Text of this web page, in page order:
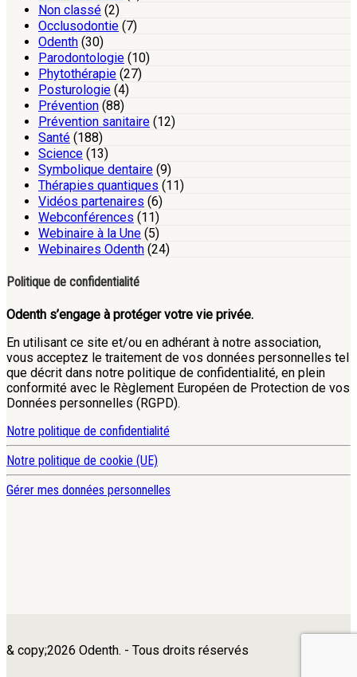
Non classé (2)
Occlusodontie (7)
Odenth (30)
Parodontologie (10)
Phytothérapie (27)
Posturologie (4)
Prévention (88)
Prévention sanitaire (12)
Santé (188)
Science (13)
Symbolique dentaire (9)
Thérapies quantiques (11)
Vidéos partenaires (6)
Webconférences (11)
Webinaire à la Une (5)
Webinaires Odenth (24)
Politique de confidentialité
Odenth s’engage à protéger votre vie privée.
En utilisant ce site et/ou en adhérant à notre association,
vous acceptez le traitement de vos données personnelles tel
que décrit dans notre politique de confidentialité, en plein
conformité avec le Règlement Européen de Protection de vos
Données personnelles (RGPD).
Notre politique de confidentialité
Notre politique de cookie (UE)
Gérer mes données personnelles
& copy;2026 Odenth. - Tous droits réservés